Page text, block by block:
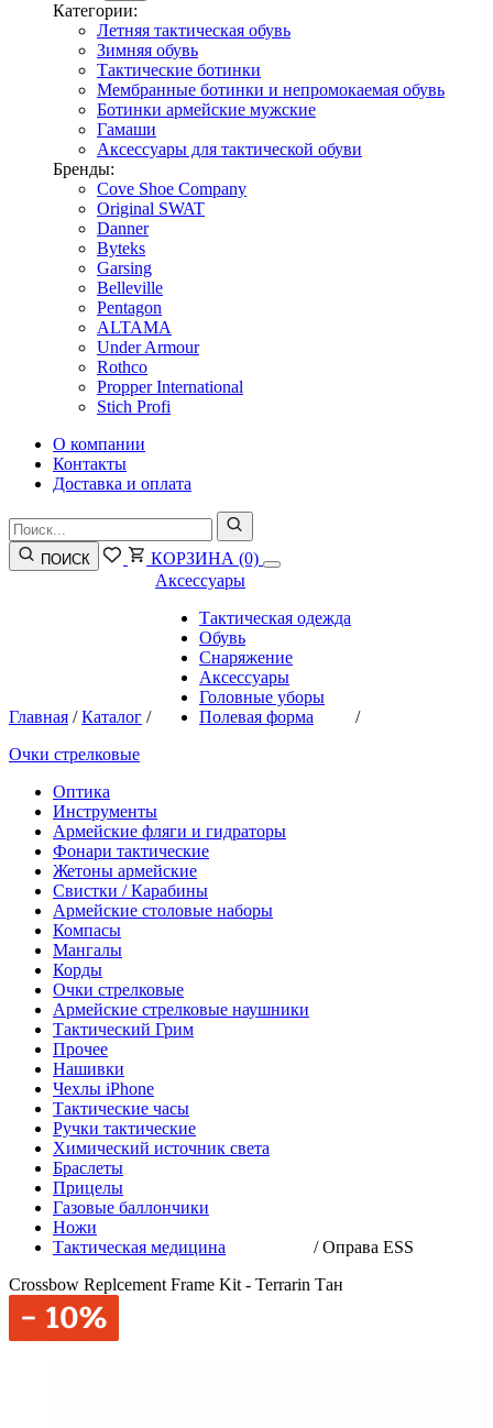
Категории:
Летняя тактическая обувь
Зимняя обувь
Тактические ботинки
Мембранные ботинки и непромокаемая обувь
Ботинки армейские мужские
Гамаши
Аксессуары для тактической обуви
Бренды:
Cove Shoe Company
Original SWAT
Danner
Byteks
Garsing
Belleville
Pentagon
ALTAMA
Under Armour
Rothco
Propper International
Stich Profi
О компании
Контакты
Доставка и оплата
ПОИСК КОРЗИНА (0)
Главная /Каталог /
Аксессуары
Тактическая одежда
Обувь
Снаряжение
Аксессуары
Головные уборы
Полевая форма
/
Очки стрелковые
Оптика
Инструменты
Армейские фляги и гидраторы
Фонари тактические
Жетоны армейские
Свистки / Карабины
Армейские столовые наборы
Компасы
Мангалы
Корды
Очки стрелковые
Армейские стрелковые наушники
Тактический Грим
Прочее
Нашивки
Чехлы iPhone
Тактические часы
Ручки тактические
Химический источник света
Браслеты
Прицелы
Газовые баллончики
Ножи
Тактическая медицина
/Оправа ESS
Crossbow Replcement Frame Kit - Terrarin Тан